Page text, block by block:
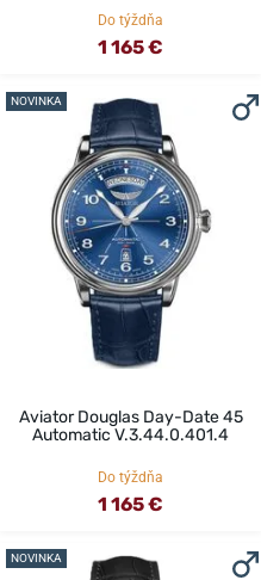
Do týždňa
1 165 €
NOVINKA
Aviator Douglas Day-Date 45
Automatic V.3.44.0.401.4
Do týždňa
1 165 €
NOVINKA